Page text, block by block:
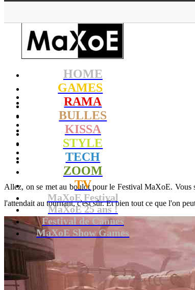
HOME
GAMES
RAMA
BULLES
KISSA
STYLE
TECH
ZOOM
TV
MaXoE Festival
MaXoE 25 ans !
Festival de Cannes
MaXoE Show Games
Allez, on se met au boulot pour le Festival MaXoE. Vous
l'attendait au tournant, c'est sûr. Et bien tout ce que l'on